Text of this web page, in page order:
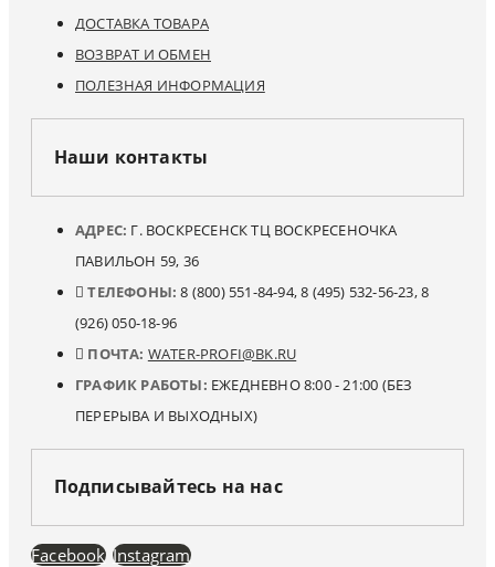
ДОСТАВКА ТОВАРА
ВОЗВРАТ И ОБМЕН
ПОЛЕЗНАЯ ИНФОРМАЦИЯ
Наши контакты
АДРЕС: Г. ВОСКРЕСЕНСК ТЦ ВОСКРЕСЕНОЧКА
ПАВИЛЬОН 59, 36
ТЕЛЕФОНЫ: 8 (800) 551-84-94, 8 (495) 532-56-23, 8
(926) 050-18-96
ПОЧТА: WATER-PROFI@BK.RU
ГРАФИК РАБОТЫ: ЕЖЕДНЕВНО 8:00 - 21:00 (БЕЗ
ПЕРЕРЫВА И ВЫХОДНЫХ)
Подписывайтесь на нас
Facebook Instagram